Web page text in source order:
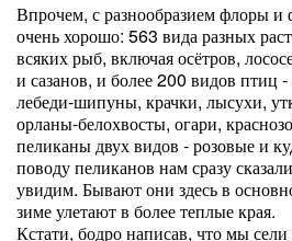
Впрочем, с разнообразием флоры и
очень хорошо: 563 вида разных
всяких рыб, включая осётров,
и сазанов, и более 200 видов птиц
лебеди-шипуны, крачки, лысухи,
орланы-белохвосты, огари,
пеликаны двух видов - розовые и
поводу пеликанов нам сразу
увидим. Бывают они здесь в
зиме улетают в более теплые края.
Кстати, бодро написав, что мы